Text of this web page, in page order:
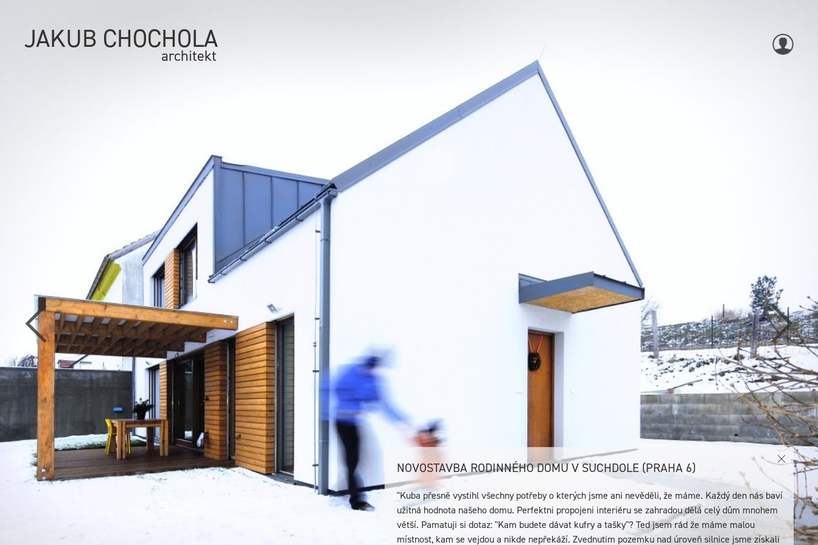
JAKUB CHOCHOLA
architekt
NOVOSTAVBA RODINNÉHO DOMU V SUCHDOLE (PRAHA 6)
"Kuba přesně vystihl všechny potřeby o kterých jsme ani nevěděli, že máme. Každý den nás baví
užitná hodnota našeho domu. Perfektni propojeni interiéru se zahradou dělá celý dům mnohem
větší. Pamatuji si dotaz: "Kam budete dávat kufry a tašky"? Ted jsem rád že máme malou
místnost, kam se vejdou a nikde nepřekáží. Zvednutim pozemku nad úroveň silnice jsme získali